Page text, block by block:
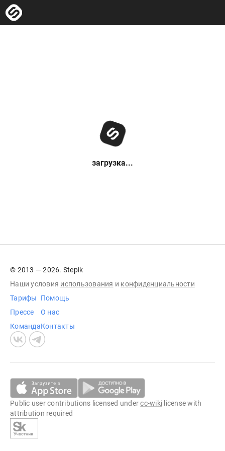
загрузка...
© 2013 — 2026. Stepik
Наши условия использования и конфиденциальности
Тарифы
Прессе
Команда
Помощь
О нас
Контакты
Public user contributions licensed undercc-wiki license with
attribution required